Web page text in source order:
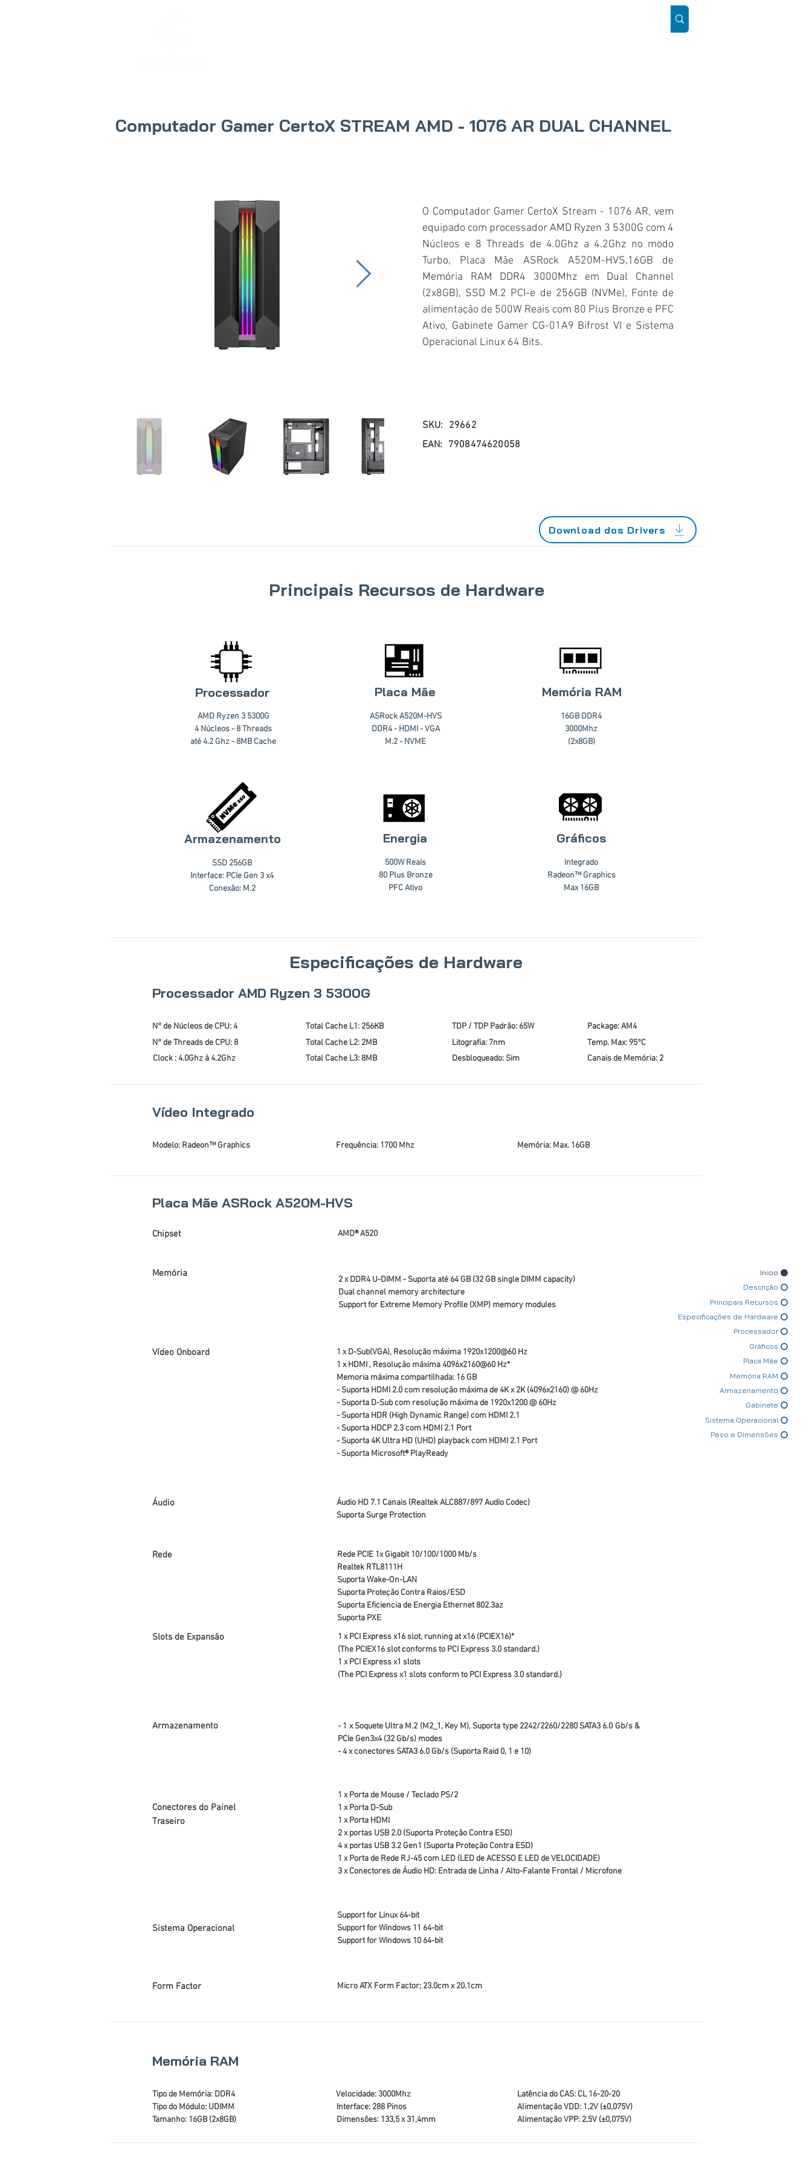
Inicio
Descrição
Principais Recursos
Especificações de Hardware
Processador
Gráficos
Placa Mãe
Memória RAM
Armazenamento
Gabinete
Sistema Operacional
Peso e Dimensões
Computador Gamer CertoX STREAM AMD - 1076 AR DUAL CHANNEL
O Computador Gamer CertoX Stream - 1076 AR, vem
equipado com processador AMD Ryzen 3 5300G com 4
Núcleos e 8 Threads de 4.0Ghz a 4.2Ghz no modo
Turbo, Placa Mãe ASRock A520M-HVS,16GB de
Memória RAM DDR4 3000Mhz em Dual Channel
(2x8GB), SSD M.2 PCI-e de 256GB (NVMe), Fonte de
alimentação de 500W Reais com 80 Plus Bronze e PFC
Ativo, Gabinete Gamer CG-01A9 Bifrost VI e Sistema
Operacional Linux 64 Bits.
SKU: 29662
EAN: 7908474620058
Download dos Drivers
Memória RAM
16GB DDR4
3000Mhz
(2x8GB)
Principais Recursos de Hardware
Processador
AMD Ryzen 3 5300G
4 Núcleos - 8 Threads
até 4.2 Ghz - 8MB Cache
Armazenamento
SSD 256GB
Interface: PCIe Gen 3 x4
Conexão: M.2
Placa Mãe
ASRock A520M-HVS
DDR4 - HDMI - VGA
M.2 - NVME
Energia
500W Reais
80 Plus Bronze
PFC Ativo
Gráficos
Integrado
Radeon™ Graphics
Max 16GB
Especificações de Hardware
Processador AMD Ryzen 3 5300G
N° de Núcleos de CPU: 4
N° de Threads de CPU: 8
Clock : 4.0Ghz à 4.2Ghz
Total Cache L1: 256KB TDP / TDP Padrão: 65W
Package: AM4
Total Cache L2: 2MB
Total Cache L3: 8MB
Litografia: 7nm
Temp. Max: 95°C
Desbloqueado: Sim
Canais de Memória: 2
Vídeo Integrado
Modelo: Radeon™ Graphics Frequência: 1700 Mhz Memória: Max. 16GB
Placa Mãe ASRock A520M-HVS
Chipset
Memória
Vídeo Onboard
Áudio
Rede
Slots de Expansão
Armazenamento
Conectores do Painel
Traseiro
Sistema Operacional
Form Factor
AMD® A520
2 x DDR4 U-DIMM - Suporta até 64 GB (32 GB single DIMM capacity)
Dual channel memory architecture
Support for Extreme Memory Profile (XMP) memory modules
1 x D-Sub(VGA), Resolução máxima 1920x1200@60 Hz
1 x HDMI , Resolução máxima 4096x2160@60 Hz*
Memoria máxima compartilhada: 16 GB
- Suporta HDMI 2.0 com resolução máxima de 4K x 2K (4096x2160) @ 60Hz
- Suporta D-Sub com resolução máxima de 1920x1200 @ 60Hz
- Suporta HDR (High Dynamic Range) com HDMI 2.1
- Suporta HDCP 2.3 com HDMI 2.1 Port
- Suporta 4K Ultra HD (UHD) playback com HDMI 2.1 Port
- Suporta Microsoft® PlayReady
Áudio HD 7.1 Canais (Realtek ALC887/897 Audio Codec)
Suporta Surge Protection
Rede PCIE 1x Gigabit 10/100/1000 Mb/s
Realtek RTL8111H
Suporta Wake-On-LAN
Suporta Proteção Contra Raios/ESD
Suporta Eficiencia de Energia Ethernet 802.3az
Suporta PXE
1 x PCI Express x16 slot, running at x16 (PCIEX16)*
(The PCIEX16 slot conforms to PCI Express 3.0 standard.)
1 x PCI Express x1 slots
(The PCI Express x1 slots conform to PCI Express 3.0 standard.)
- 1 x Soquete Ultra M.2 (M2_1, Key M), Suporta type 2242/2260/2280 SATA3 6.0 Gb/s &
PCIe Gen3x4 (32 Gb/s) modes
- 4 x conectores SATA3 6.0 Gb/s (Suporta Raid 0, 1 e 10)
1 x Porta de Mouse / Teclado PS/2
1 x Porta D-Sub
1 x Porta HDMI
2 x portas USB 2.0 (Suporta Proteção Contra ESD)
4 x portas USB 3.2 Gen1 (Suporta Proteção Contra ESD)
1 x Porta de Rede RJ-45 com LED (LED de ACESSO E LED de VELOCIDADE)
3 x Conectores de Áudio HD: Entrada de Linha / Alto-Falante Frontal / Microfone
Support for Linux 64-bit
Support for Windows 11 64-bit
Support for Windows 10 64-bit
Micro ATX Form Factor; 23.0cm x 20.1cm
Memória RAM
Tipo de Memória: DDR4
Tipo do Módulo: UDIMM
Tamanho: 16GB (2x8GB)
Velocidade: 3000Mhz
Interface: 288 Pinos
Dimensões: 133,5 x 31,4mm
Latência do CAS: CL 16-20-20
Alimentação VDD: 1,2V (±0,075V)
Alimentação VPP: 2,5V (±0,075V)